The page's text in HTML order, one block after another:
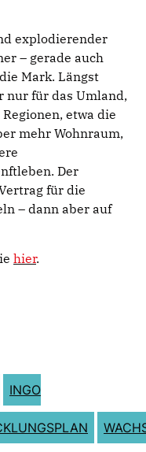
explodierender
– gerade auch
Mark. Längst
nur für das Umland,
etwa die
mehr Wohnraum,
Der
für die
– dann aber auf
hier.
INGO